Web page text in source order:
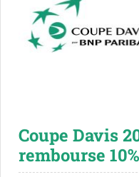
Bookmakers 2026 ANJ
Événements sportifs
Coupe Davis
rembourse